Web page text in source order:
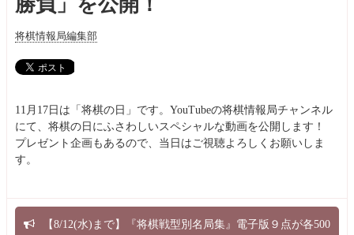
将棋情報局編集部
11月17日は「将棋の日」です。YouTubeの将棋情報局チャンネル
にて、将棋の日にふさわしいスペシャルな動画を公開します！
プレゼント企画もあるので、当日はご視聴よろしくお願いしま
す。
【8/12(水)まで】『将棋戦型別名局集』電子版９点が各500